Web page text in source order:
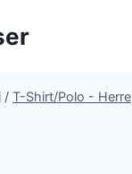
/ T-Shirt/Polo - Herre